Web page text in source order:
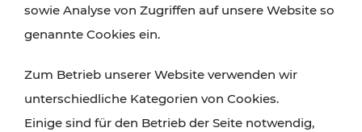
Alle wichtigen Meldungen zu Fahrplanänderungen,
finden Sie hier im Überblick.
sowie Analyse von Zugriffen auf unsere Website so
genannte Cookies ein.
Zum Betrieb unserer Website verwenden wir
unterschiedliche Kategorien von Cookies.
Einige sind für den Betrieb der Seite notwendig,